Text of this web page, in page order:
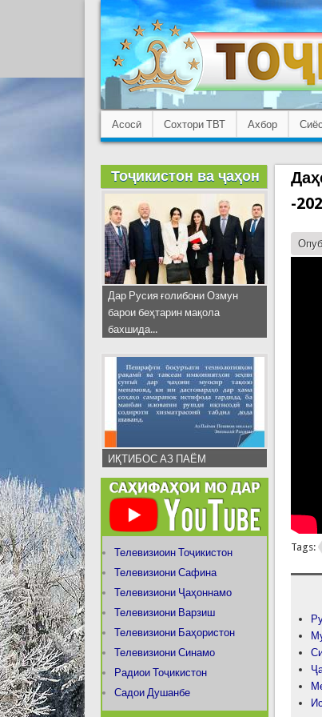
Асосӣ Сохтори ТВТ Ахбор
-
Tags:
Тоҷикистон ва ҷаҳон
Дар Русия ғолибони Озмун
барои беҳтарин мақола
бахшида...
ИҚТИБОС АЗ ПАЁМ
Телевизиоин Тоҷикистон
Телевизиони Сафина
Телевизиони Ҷаҳоннамо
Телевизиони Варзиш
Телевизиони Баҳористон
Телевизиони Синамо
Радиои Тоҷикистон
Садои Душанбе